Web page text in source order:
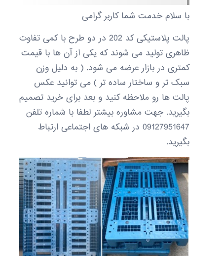
با سلام خدمت شما کاربر گرامی
پالت پلاستیکی کد 202 در دو طرح با کمی تفاوت
ظاهری تولید می شوند که یکی از آن ها با قیمت
کمتری در بازار عرضه می شود. ( به دلیل وزن
سبک تر و ساختار ساده تر ) می توانید عکس
پالت ها رو ملاحظه کنید و بعد برای خرید تصمیم
بگیرید. جهت مشاوره بیشتر لطفا با شماره تلفن
09127951647 در شبکه های اجتماعی ارتباط
بگیرید.